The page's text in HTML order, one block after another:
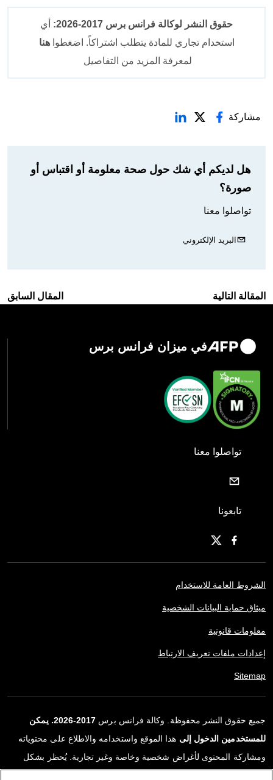
حقوق النشر لوكالة فرانس برس 2017-2026:
أي
استخدام تجاري للمادة يتطلب اشتراكاً. اضغطواهنا
لمعرفة المزيد من التفاصيل
مشاركة
هل لديكم أي شك حول صحة معلومة أو اقتباس أو
صورة؟
تواصلوا معنا
البريد الإلكتروني
المقالة التالية المقال السابق
في ميزان فرانس برس
تواصلوا معنا
تابعونا
الشروط العامة للاستخدام
ميثاق حماية البيانات الشخصية
معلومات قانونية
إعدادات ملفات تعريف الارتباط
Sitemap
جميع حقوق النشر محفوظة. وكالة فرانس برس
2017-2026. يمكن
للمستخدمين الدخول إلى هذا الموقع واستخدامه والاطلاع على محتوياته
ومشاركة المحتوى لأغراض شخصية وخاصة وغير تجارية. يُحظر بشكل